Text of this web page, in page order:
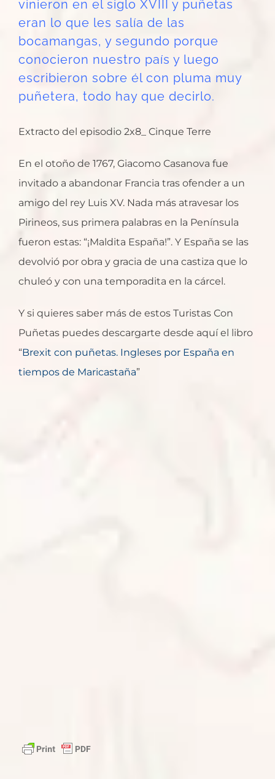
vinieron en el siglo XVIII y puñetas
eran lo que les salía de las
bocamangas, y segundo porque
conocieron nuestro país y luego
escribieron sobre él con pluma muy
puñetera, todo hay que decirlo.
Extracto del episodio 2x8_ Cinque Terre
En el otoño de 1767, Giacomo Casanova fue
invitado a abandonar Francia tras ofender a un
amigo del rey Luis XV. Nada más atravesar los
Pirineos, sus primera palabras en la Península
fueron estas: “¡Maldita España!”. Y España se las
devolvió por obra y gracia de una castiza que lo
chuleó y con una temporadita en la cárcel.
Y si quieres saber más de estos Turistas Con
Puñetas puedes descargarte desde aquí el libro
“Brexit con puñetas. Ingleses por España en
tiempos de Maricastaña”